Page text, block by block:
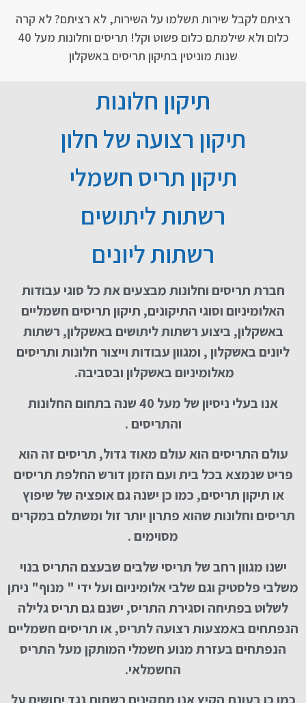
רציתם לקבל שירות תשלמו על השירות, לא רציתם? לא קרה
כלום ולא שילמתם כלום פשוט וקל! תריסים וחלונות מעל 40
שנות מוניטין בתיקון תריסים באשקלון
תיקון חלונות
תיקון רצועה של חלון
תיקון תריס חשמלי
רשתות ליתושים
רשתות ליונים
חברת תריסים וחלונות מבצעים את כל סוגי עבודות
האלומיניום וסוגי התיקונים, תיקון תריסים חשמליים
באשקלון, ביצוע רשתות ליתושים באשקלון, רשתות
ליונים באשקלון , ומגוון עבודות וייצור חלונות ותריסים
מאלומיניום באשקלון ובסביבה.
אנו בעלי ניסיון של מעל 40 שנה בתחום החלונות
והתריסים .
עולם התריסים הוא עולם מאוד גדול, תריסים זה הוא
פריט שנמצא בכל בית ועם הזמן דורש החלפת תריסים
או תיקון תריסים, כמו כן ישנה גם אופציה של שיפוץ
תריסים וחלונות שהוא פתרון יותר זול ומשתלם במקרים
מסוימים .
ישנו מגוון רחב של תריסי שלבים שבעצם התריס בנוי
משלבי פלסטיק וגם שלבי אלומיניום ועל ידי " מנוף" ניתן
לשלוט בפתיחה וסגירת התריס, ישנם גם תריס גלילה
הנפתחים באמצעות רצועה לתריס, או תריסים חשמליים
הנפתחים בעזרת מנוע חשמלי המותקן מעל התריס
החשמלאי.